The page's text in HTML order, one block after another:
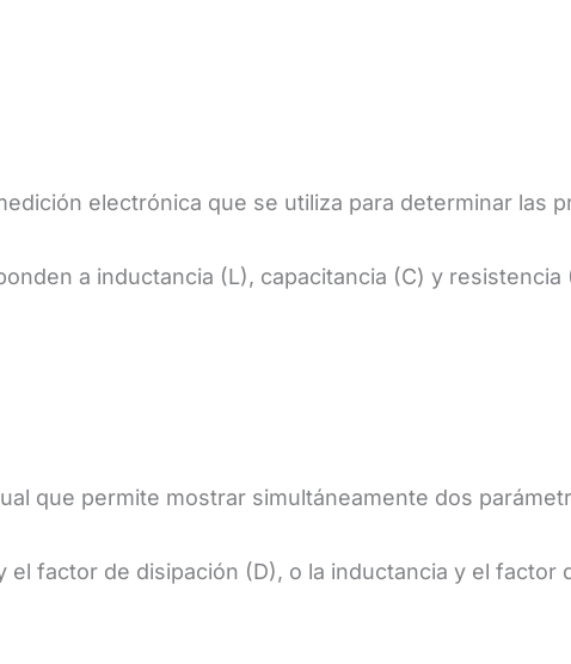
electrónica que se utiliza para determinar las
a inductancia (L), capacitancia (C) y
que permite mostrar simultáneamente dos
factor de disipación (D), o la inductancia y el factor